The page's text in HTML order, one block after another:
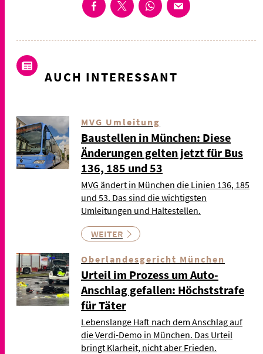
AUCH INTERESSANT
MVG Umleitung
Baustellen in München: Diese
Änderungen gelten jetzt für Bus
136, 185 und 53
MVG ändert in München die Linien 136, 185
und 53. Das sind die wichtigsten
Umleitungen und Haltestellen.
WEITER
Oberlandesgericht München
Urteil im Prozess um Auto-
Anschlag gefallen: Höchststrafe
für Täter
Lebenslange Haft nach dem Anschlag auf
die Verdi-Demo in München. Das Urteil
bringt Klarheit, nicht aber Frieden.